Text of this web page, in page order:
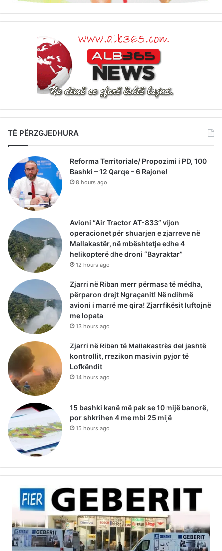
TË PËRZGJEDHURA
Reforma Territoriale/ Propozimi i PD, 100
Bashki – 12 Qarqe – 6 Rajone!
8 hours ago
Avioni “Air Tractor AT-833” vijon
operacionet për shuarjen e zjarreve në
Mallakastër, në mbështetje edhe 4
helikopterë dhe droni “Bayraktar”
12 hours ago
Zjarri në Riban merr përmasa të mëdha,
përparon drejt Ngraçanit! Në ndihmë
avioni i marrë me qira! Zjarrfikësit luftojnë
me lopata
13 hours ago
Zjarri në Riban të Mallakastrës del jashtë
kontrollit, rrezikon masivin pyjor të
Lofkëndit
14 hours ago
15 bashki kanë më pak se 10 mijë banorë,
por shkrihen 4 me mbi 25 mijë
15 hours ago